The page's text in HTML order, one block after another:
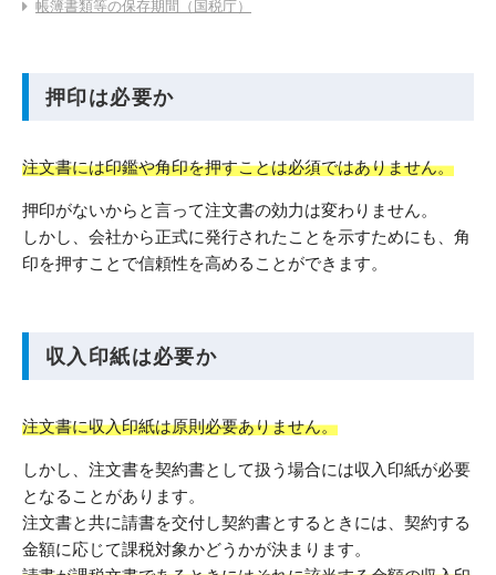
帳簿書類等の保存期間（国税庁）
押印は必要か
注文書には印鑑や角印を押すことは必須ではありません。
押印がないからと言って注文書の効力は変わりません。
しかし、会社から正式に発行されたことを示すためにも、角
印を押すことで信頼性を高めることができます。
収入印紙は必要か
注文書に収入印紙は原則必要ありません。
しかし、注文書を契約書として扱う場合には収入印紙が必要
となることがあります。
注文書と共に請書を交付し契約書とするときには、契約する
金額に応じて課税対象かどうかが決まります。